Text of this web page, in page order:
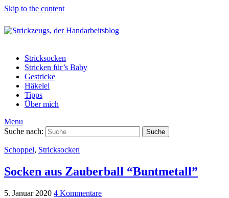
Skip to the content
Stricksocken
Stricken für’s Baby
Gestricke
Häkelei
Tipps
Über mich
Menu
Suche nach:
Suche
Schoppel, Stricksocken
Socken aus Zauberball “Buntmetall”
5. Januar 2020 4 Kommentare